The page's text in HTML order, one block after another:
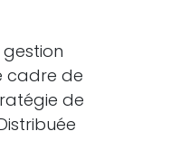
gestion
cadre de
de